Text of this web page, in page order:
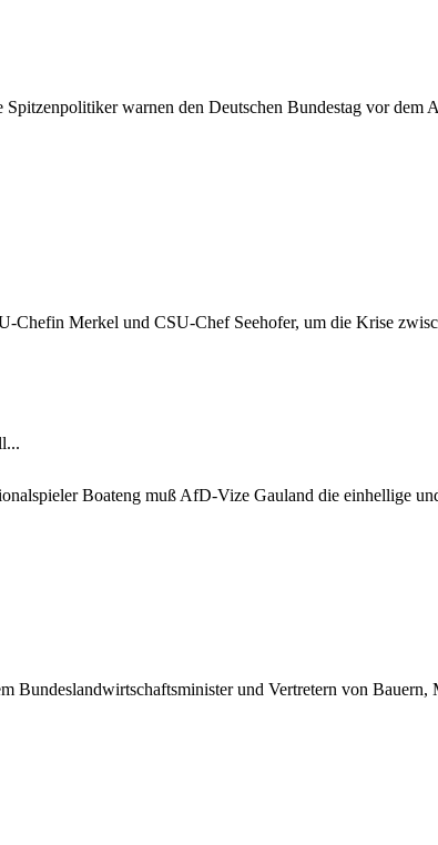
Spitzenpolitiker warnen den Deutschen Bundestag vor
Merkel und CSU-Chef Seehofer, um die Krise
Boateng muß AfD-Vize Gauland die einhellige
und Vertretern von